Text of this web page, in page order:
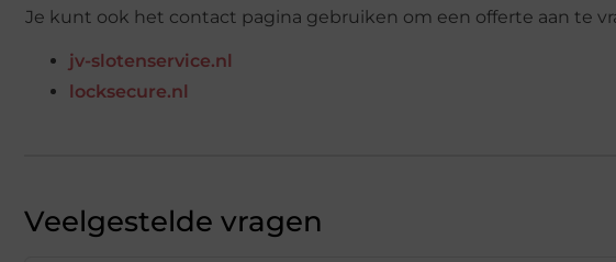
Je kunt ook het contact pagina gebruiken om een offerte aan te
jv-slotenservice.nl
locksecure.nl
Veelgestelde vragen